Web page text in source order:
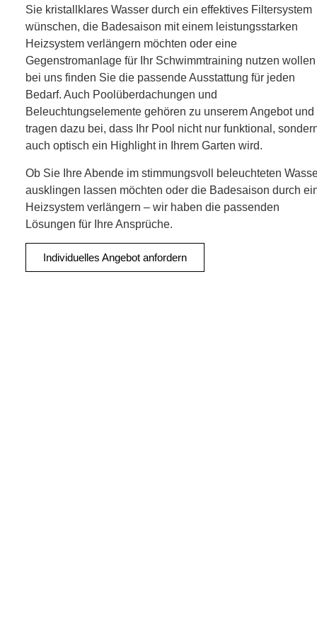
Sie kristallklares Wasser durch ein effektives Filtersystem
wünschen, die Badesaison mit einem leistungsstarken
Heizsystem verlängern möchten oder eine
Gegenstromanlage für Ihr Schwimmtraining nutzen
bei uns finden Sie die passende Ausstattung für jeden
Bedarf. Auch Poolüberdachungen und
Beleuchtungselemente gehören zu unserem Angebot und
tragen dazu bei, dass Ihr Pool nicht nur funktional,
auch optisch ein Highlight in Ihrem Garten wird.
Ob Sie Ihre Abende im stimmungsvoll beleuchteten
ausklingen lassen möchten oder die Badesaison durch
Heizsystem verlängern – wir haben die passenden
Lösungen für Ihre Ansprüche.
Individuelles Angebot anfordern